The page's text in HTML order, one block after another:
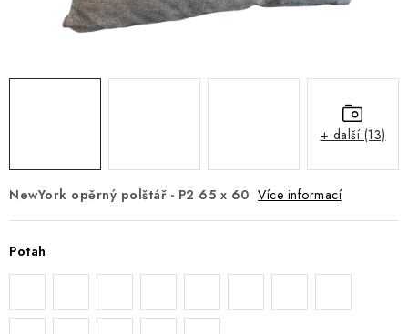
NÁVRH KUCHYNĚ
NewYork opěrný polštář - P2 65 x 60 Více informací
Potah
+ další (13)